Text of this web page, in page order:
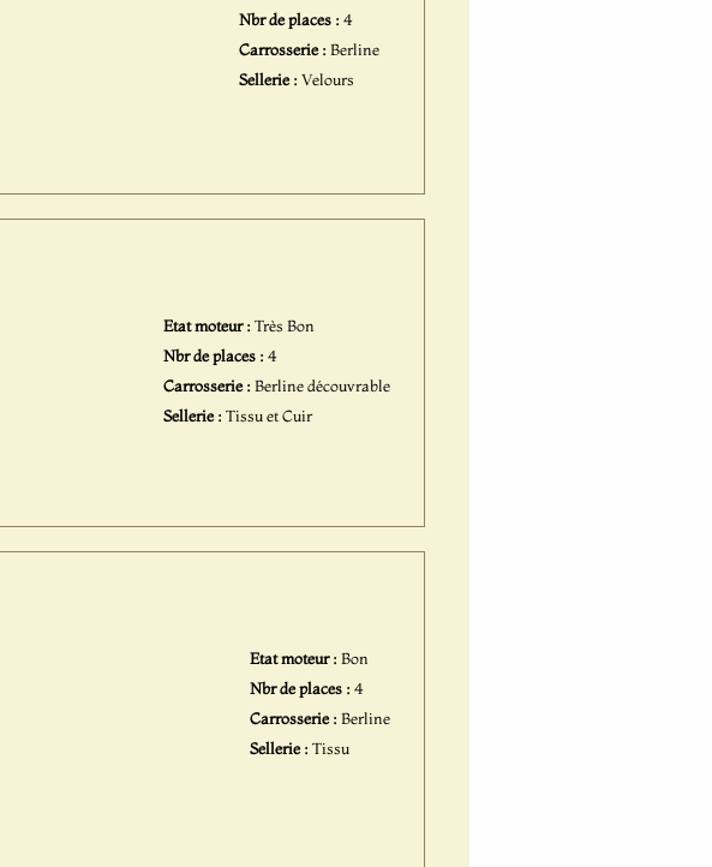
Nbr de places :4
Carrosserie :Berline
Sellerie :Velours
Etat moteur :Très Bon
Nbr de places :4
Carrosserie :Berline découvrable
Sellerie :Tissu et Cuir
Etat moteur :Bon
Nbr de places :4
Carrosserie :Berline
Sellerie :Tissu